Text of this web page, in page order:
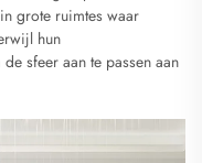
grote ruimtes waar
hun
sfeer aan te passen aan